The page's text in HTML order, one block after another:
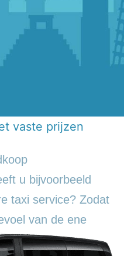
vaste prijzen
u bijvoorbeeld
taxi service? Zodat
van de ene